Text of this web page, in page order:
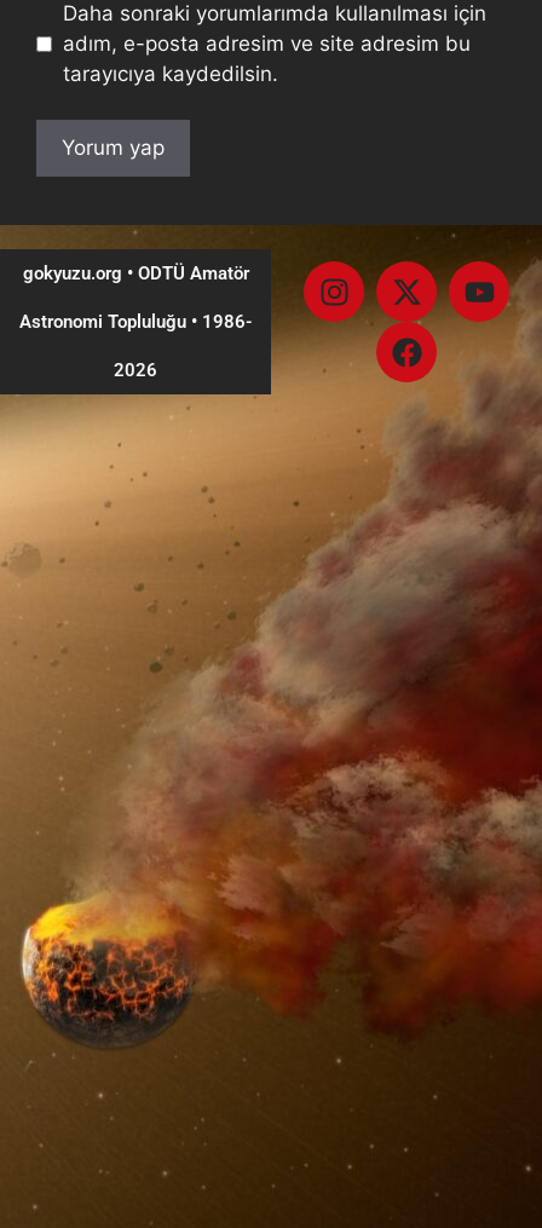
Daha sonraki yorumlarımda kullanılması için
adım, e-posta adresim ve site adresim bu
tarayıcıya kaydedilsin.
gokyuzu.org • ODTÜ Amatör
Astronomi Topluluğu •1986-
2026